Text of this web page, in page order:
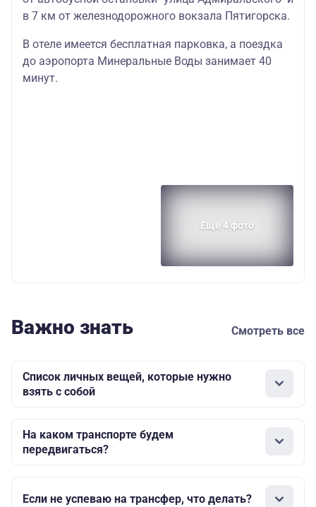
в 7 км от железнодорожного вокзала Пятигорска.
В отеле имеется бесплатная парковка, а поездка
до аэропорта Минеральные Воды занимает 40
минут.
Еще 4 фото
Важно знать Смотреть все
Список личных вещей, которые нужно
взять с собой
На каком транспорте будем
передвигаться?
Если не успеваю на трансфер, что делать?